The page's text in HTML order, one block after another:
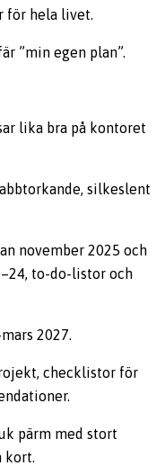
för hela livet.
”min egen plan”.
lika bra på kontoret
silkeslent
november 2025 och
to-do-listor och
2027.
checklistor för
pärm med stort
kort.